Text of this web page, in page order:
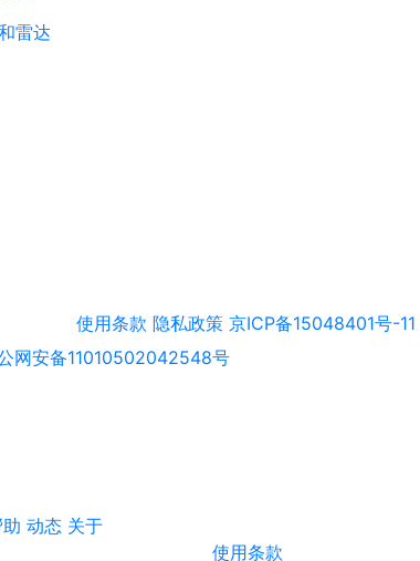
雷达
使用条款 隐私政策 京ICP备15048401号-11
网安备11010502042548号
动态 关于
使用条款